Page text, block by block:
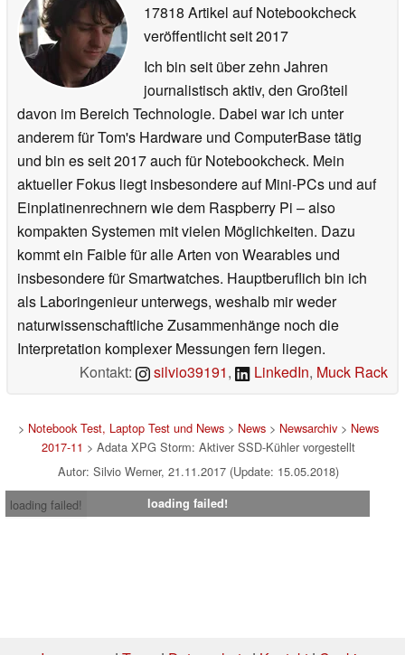
17818 Artikel auf Notebookcheck
veröffentlichtseit 2017
Ich bin seit über zehn Jahren
journalistisch aktiv, den Großteil
davon im Bereich Technologie. Dabei war ich unter
anderem für Tom's Hardware und ComputerBase tätig
und bin es seit 2017 auch für Notebookcheck. Mein
aktueller Fokus liegt insbesondere auf Mini-PCs und auf
Einplatinenrechnern wie dem Raspberry Pi – also
kompakten Systemen mit vielen Möglichkeiten. Dazu
kommt ein Faible für alle Arten von Wearables und
insbesondere für Smartwatches. Hauptberuflich bin ich
als Laboringenieur unterwegs, weshalb mir weder
naturwissenschaftliche Zusammenhänge noch die
Interpretation komplexer Messungen fern liegen.
Kontakt:
silvio39191, LinkedIn, Muck Rack
> Notebook Test, Laptop Test und News> News> Newsarchiv> News
2017-11 > Adata XPG Storm: Aktiver SSD-Kühler vorgestellt
Autor: Silvio Werner, 21.11.2017 (Update: 15.05.2018)
loading failed!
loading failed!